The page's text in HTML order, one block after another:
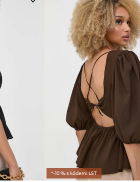
*-10 % s kódem: LST